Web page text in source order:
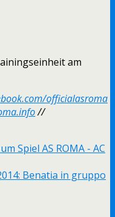
am
officialasroma
//
Spiel AS ROMA - AC
Benatia in gruppo